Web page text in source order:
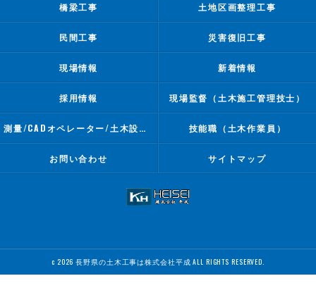
橋梁工事 土地区画整理工事
民間工事 災害復旧工事
現場情報 新着情報
採用情報 現場監督（土木施工管理技士）
測量/CADオペレーター/土木設計業務 技能職（土木作業員）
お問い合わせ サイトマップ
c 2026 長野県の土木工事は株式会社平成 ALL RIGHTS RESERVED.